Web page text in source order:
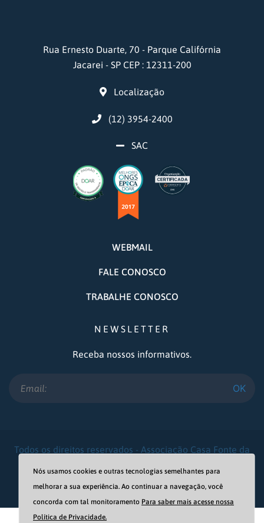
Rua Ernesto Duarte, 70 - Parque Califórnia
Jacarei - SP CEP : 12311-200
Localização
(12) 3954-2400
SAC
WEBMAIL
FALE CONOSCO
TRABALHE CONOSCO
NEWSLETTER
Receba nossos informativos.
OK
Todos os direitos reservados - Associação Casa Fonte da
Nós usamos cookies e outras tecnologias semelhantes para
melhorar a sua experiência. Ao continuar a navegação, você
concorda com tal monitoramento Para saber mais acesse nossa
Política de Privacidade.